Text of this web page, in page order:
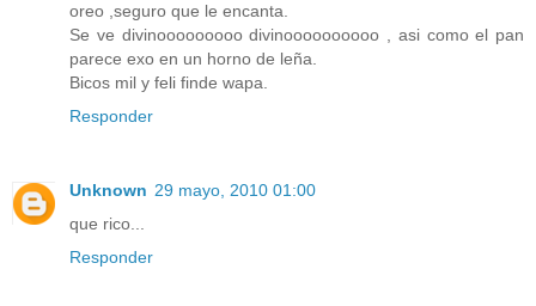
oreo ,seguro que le encanta.
Se ve divinooooooooo divinoooooooooo , asi como el pan
parece exo en un horno de leña.
Bicos mil y feli finde wapa.
Responder
Unknown 29 mayo, 2010 01:00
que rico...
Responder